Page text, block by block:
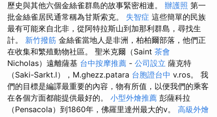
歷史與其他六個金絲雀群島的故事緊密相連。 辦護照 第一
批金絲雀居民通常稱為甘斯索克。 失智症 這些簡單的民族
最有可能來自北非，從阿特拉斯山到加那利群島，尋找生
計。 新竹撥筋 金絲雀當地人是非洲，柏柏爾部落，他們正
在收集和繁殖動物社區。 聖米克爾（Saint 茶會
Nicholas）遠離薩基 台中按摩推薦 - 公司設立 薩克特
（Saki-Sarkt.l），M.ghezz.patara 台胞證台中 v.ros。 我
們的目標是編譯最重要的內容，物有所值，以便我們的乘客
在各個方面都能提供最好的。 小型外燴推薦 彭薩科拉
（Pensacola）到1860年，佛羅里達州最大的v。 高級外燴